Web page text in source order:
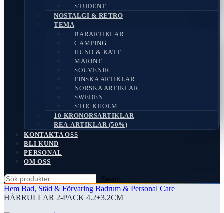
STUDENT
NOSTALGI & RETRO
TEMA
BARARTIKLAR
CAMPING
HUND & KATT
MARINT
SOUVENIR
FINSKA ARTIKLAR
NORSKA ARTIKLAR
SWEDEN
STOCKHOLM
10-KRONORSARTIKLAR
REA-ARTIKLAR (50%)
KONTAKTA OSS
BLI KUND
PERSONAL
OM OSS
Search
Hem Bad, Städ & Förvaring Badrum & Personal Care
HÅRRULLAR 2-PACK 4.2+3.2CM